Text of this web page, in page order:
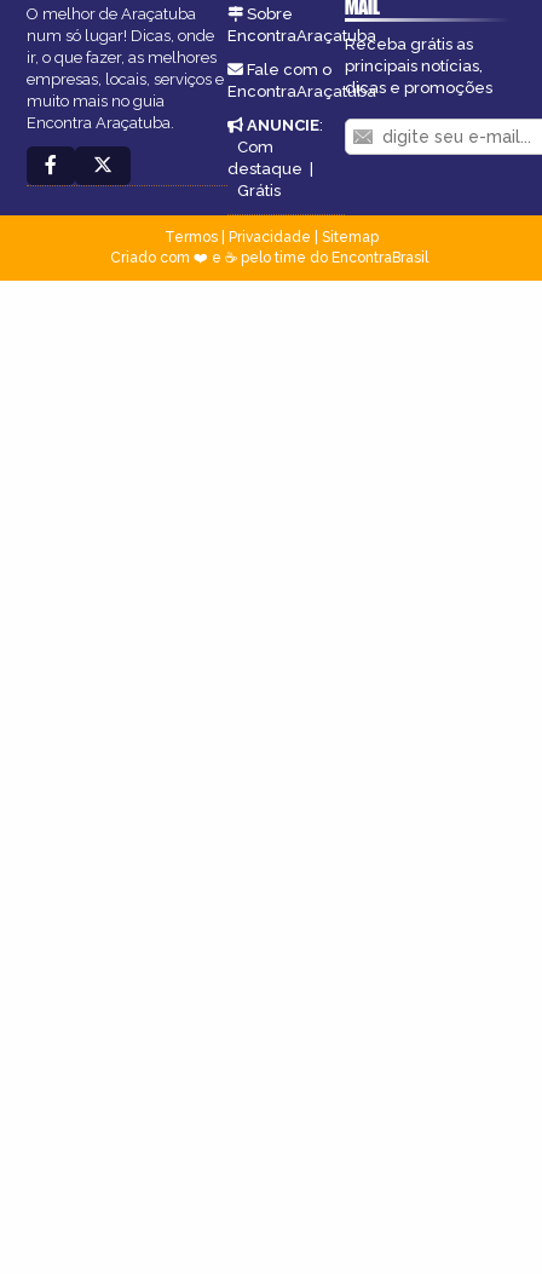
O melhor de Araçatuba
num só lugar! Dicas, onde
ir, o que fazer, as melhores
empresas, locais, serviços e
muito mais no guia
Encontra Araçatuba.
Sobre
EncontraAraçatuba
Fale com o
EncontraAraçatuba
ANUNCIE:
Com
destaque
Grátis
MAIL
Receba grátis as
principais notícias,
dicas e promoções
Termos| Privacidade
Sitemap
Criado com ❤️ e ☕ pelo time do EncontraBrasil